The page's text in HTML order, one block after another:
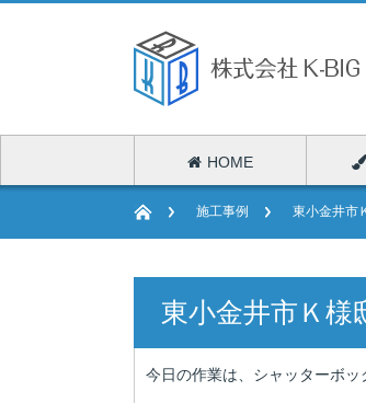
HOME
施工事例 東小金井市
東小金井市Ｋ様
今日の作業は、シャッターボッ